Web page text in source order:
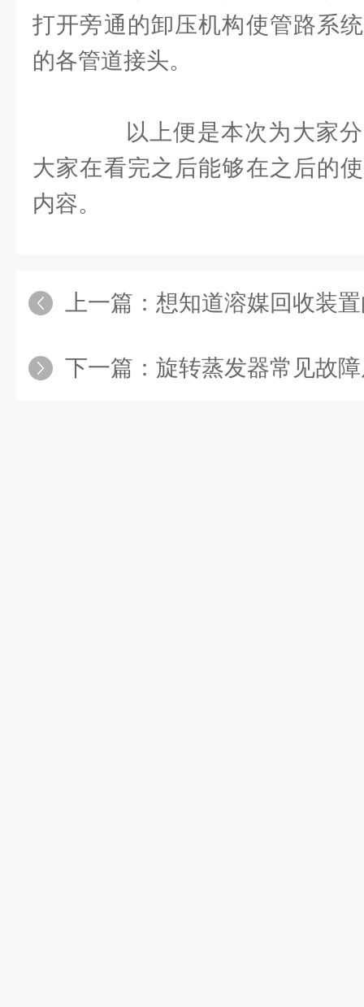
打开旁通的卸压机构使管路系
的各管道接头。
以上便是本次为大家分
大家在看完之后能够在之后的
内容。
上一篇： 想知道溶媒回收装置的
下一篇： 旋转蒸发器常见故